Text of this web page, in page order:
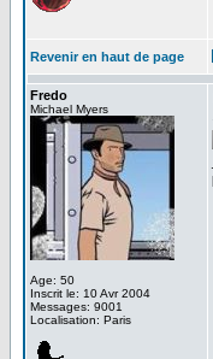
Revenir en haut de page
Fredo
Michael Myers
Age: 50
Inscrit le: 10 Avr 2004
Messages: 9001
Localisation: Paris